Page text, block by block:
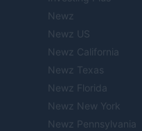
Newz
Newz US
Newz California
Newz Texas
Newz Florida
Newz New York
Newz Pennsylvania